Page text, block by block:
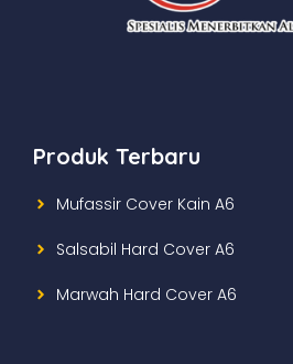
Produk Terbaru
Mufassir Cover Kain A6
Salsabil Hard Cover A6
Marwah Hard Cover A6